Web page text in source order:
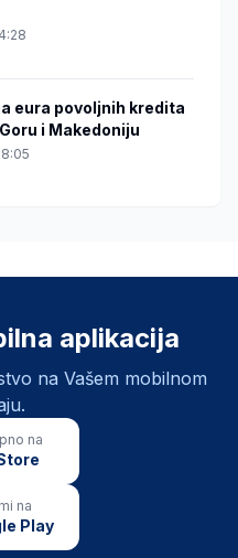
eura povoljnih kredita
i Makedoniju
aplikacija
na Vašem mobilnom
na
na
Play